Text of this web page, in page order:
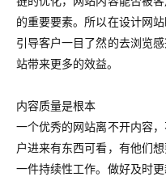
的重要要素。所以在设计网
引导客户一目了然的去浏览
站带来更多的效益。
内容质量是根本
一个优秀的网站离不开内容
户进来有东西可看，有他们
一件持续性工作。做好及时